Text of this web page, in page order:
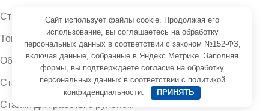
Станки для работы с арматурой
Токарные станки
Оборудование для работы с металлом
Станки для работы с листом
Станки для работы с рулоном
Сайт использует файлы cookie. Продолжая его
использование, вы соглашаетесь на обработку
персональных данных в соответствии с законом №152-ФЗ,
включая данные, собранные в Яндекс.Метрике. Заполняя
формы, вы подтверждаете согласие на обработку
персональных данных в соответствии с политикой
конфиденциальности
ПРИНЯТЬ